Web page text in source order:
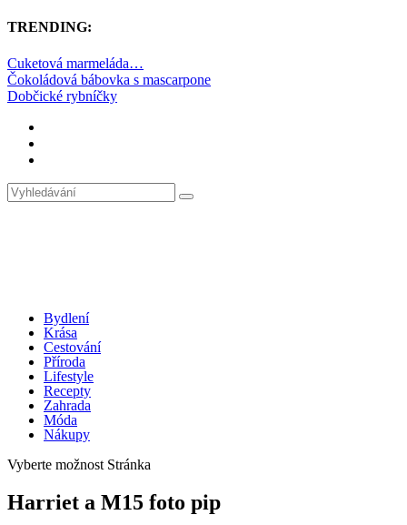
TRENDING:
Cuketová marmeláda…
Čokoládová bábovka s mascarpone
Dobčické rybníčky
Bydlení
Krása
Cestování
Příroda
Lifestyle
Recepty
Zahrada
Móda
Nákupy
Vyberte možnost Stránka
Harriet a M15 foto pip